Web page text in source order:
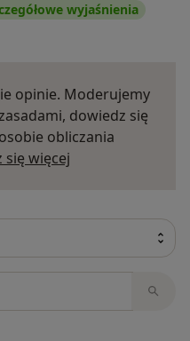
wyjaśnienia
opinie. Moderujemy
dowiedz się
obliczania
się więcej